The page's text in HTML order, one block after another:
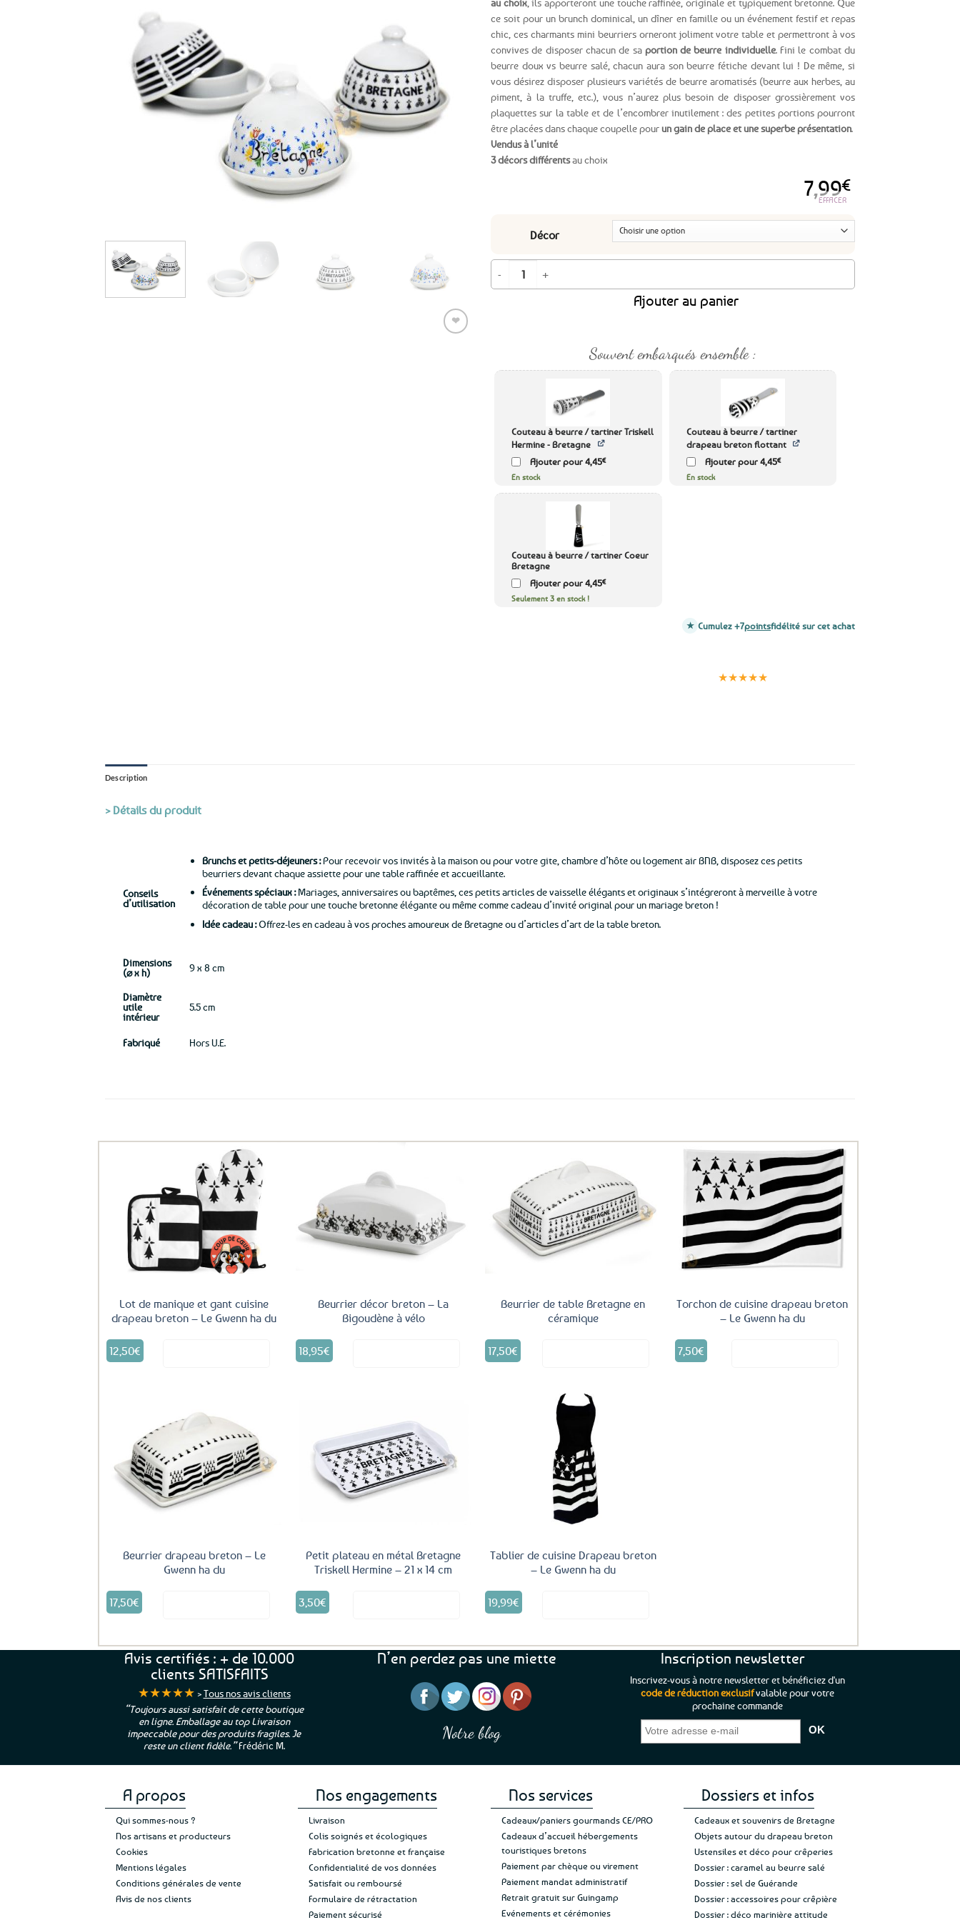
❤
au choix, ils apporteront une touche raffinée, originale et typiquement bretonne. Que
ce soit pour un brunch dominical, un dîner en famille ou un événement festif et repas
chic, ces charmants mini beurriers orneront joliment votre table et permettront à vos
convives de disposer chacun de saportion de beurre individuelle. Fini le combat du
beurre doux vs beurre salé, chacun aura son beurre fétiche devant lui ! De même, si
vous désirez disposer plusieurs variétés de beurre aromatisés (beurre aux herbes, au
piment, à la truffe, etc.), vous n’aurez plus besoin de disposer grossièrement vos
plaquettes sur la table et de l’encombrer inutilement : des petites portions pourront
être placées dans chaque coupelle pourun gain de place et une superbe présentation.
Vendus à l’unité
3 décors différentsau choix
7,99€
Décor
EFFACER
Souvent embarqués ensemble :
Couteau à beurre / tartiner Triskell
Hermine - Bretagne
Ajouter pour4,45€
En stock
Couteau à beurre / tartiner
drapeau breton flottant
Ajouter pour4,45€
En stock
Couteau à beurre / tartiner Coeur
Bretagne
Ajouter pour4,45€
Seulement 3 en stock !
quantité de Petit beurrier individuel cloche rond - 3 décors bretons au choix
Ajouter au panier
Cumulez +7pointsfidélité sur cet achat
★★★★★
Description
> Détails du produit
Conseils
d’utilisation
Brunchs et petits-déjeuners :Pour recevoir vos invités à la maison ou pour votre gite, chambre d’hôte ou logement air BNB, disposez ces petits
beurriers devant chaque assiette pour une table raffinée et accueillante.
Événements spéciaux :Mariages, anniversaires ou baptêmes, ces petits articles de vaisselle élégants et originaux s’intégreront à merveille à votre
décoration de table pour une touche bretonne élégante ou même comme cadeau d’invité original pour un mariage breton !
Idée cadeau :Offrez-les en cadeau à vos proches amoureux de Bretagne ou d’articles d’art de la table breton.
Dimensions
(⌀ x h)
9 x 8 cm
Diamètre
utile
intérieur
5.5 cm
Fabriqué Hors U.E.
Ajouter
favoris
Lot de manique et gant cuisine
drapeau breton – Le Gwenn ha du
12,50€
favoris
Beurrier décor breton – La
Bigoudène à vélo
18,95€
Ajouter
aux
favoris
Beurrier de table Bretagne en
céramique
17,50€
Ajouter
aux
favoris
Torchon de cuisine drapeau breton
– Le Gwenn ha du
7,50€
Ajouter
aux
favoris
Beurrier drapeau breton – Le
Gwenn ha du
17,50€
Ajouter
aux
favoris
Petit plateau en métal Bretagne
Triskell Hermine – 21 x 14 cm
3,50€
Tablier de cuisine Drapeau breton
– Le Gwenn ha du
19,99€
Avis certifiés : + de 10.000
clients SATISFAITS
★★★★★ >Tous nos avis clients
“Toujours aussi satisfait de cette boutique
en ligne. Emballage au top Livraison
impeccable pour des produits fragiles. Je
reste un client fidèle.”Frédéric M.
“Une boutique que je recommande pour
leur sérieux, des bons et beaux produits
et une équipe à l’écoute :-)”Patricia M.
“J’ai mis 5 étoiles parce que je pouvais pas
en mettre 6 ;)
Je suis plus que satisfaite de mon achat et
de ma livraison. Ne changez rien”Jade C.
“C’est agréable et tout aussi rassurant
de constater qu’il n’y a pas de petite
commande, mais un client à satisfaire.”
N’en perdez pas une miette
Notre blog
Inscription newsletter
Inscrivez-vous à notre newsletter et bénéficiez d'un
code de réduction exclusifvalable pour votre
prochaine commande
A propos
Qui sommes-nous ?
Nos artisans et producteurs
Cookies
Mentions légales
Conditions générales de vente
Avis de nos clients
Nos engagements
Livraison
Colis soignés et écologiques
Fabrication bretonne et française
Confidentialité de vos données
Satisfait ou remboursé
Formulaire de rétractation
Paiement sécurisé
Nos services
Cadeaux/paniers gourmands CE/PRO
Cadeaux d’accueil hébergements
touristiques bretons
Paiement par chèque ou virement
Paiement mandat administratif
Retrait gratuit sur Guingamp
Evénements et cérémonies
Dossiers et infos
Cadeaux et souvenirs de Bretagne
Objets autour du drapeau breton
Ustensiles et déco pour crêperies
Dossier : caramel au beurre salé
Dossier : sel de Guérande
Dossier : accessoires pour crêpière
Dossier : déco marinière attitude